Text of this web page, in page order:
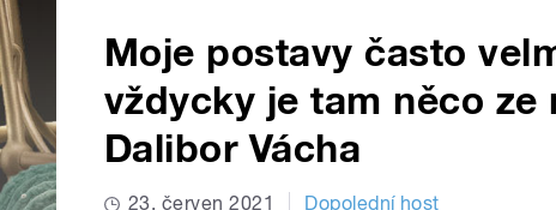
Moje postavy často
vždycky je tam něco ze
Dalibor Vácha
23. červen 2021 Dopolední host